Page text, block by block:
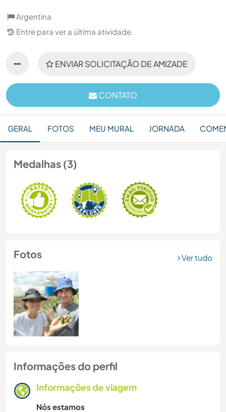
Argentina
Entre para ver a última atividade
ENVIAR SOLICITAÇÃO DE AMIZADE
CONTATO
GERAL FOTOS MEU MURAL JORNADA
Medalhas (3)
Fotos Ver tudo
Informações do perfil
Informações de viagem
Nós estamos